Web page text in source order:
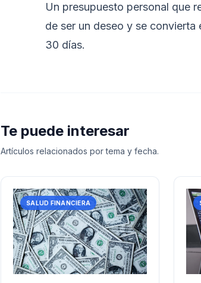
Un presupuesto personal que
de ser un deseo y se convierta
30 días.
Te puede interesar
Artículos relacionados por tema y fecha.
SALUD FINANCIERA